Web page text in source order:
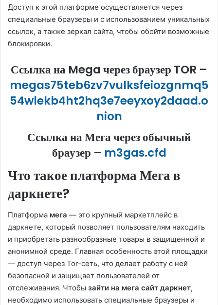
Доступ к этой платформе осуществляется через
специальные браузеры и с использованием уникальных
ссылок, а также зеркал сайта, чтобы обойти возможные
блокировки.
Ссылка на Mega через браузер TOR –
megas75teb6zv7vulksfeiozgnmq5
54wlekb4ht2hq3e7eeyxoy2daad.o
nion
Ссылка на Мега через обычный
браузер – m3gas.cfd
Что такое платформа Мега в
даркнете?
Платформа мега — это крупный маркетплейс в
даркнете, который позволяет пользователям находить
и приобретать разнообразные товары в защищенной и
анонимной среде. Главная особенность этой площадки
— доступ через Tor-сеть, что делает работу с ней
безопасной и защищает пользователей от
отслеживания. Чтобы зайти на мега сайт даркнет,
необходимо использовать специальные браузеры и